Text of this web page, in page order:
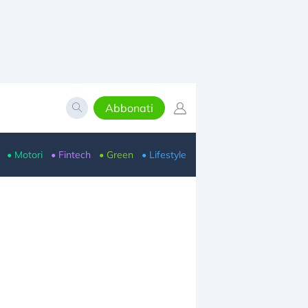
Abbonati
• Motori • Fintech • Green • Lifestyle